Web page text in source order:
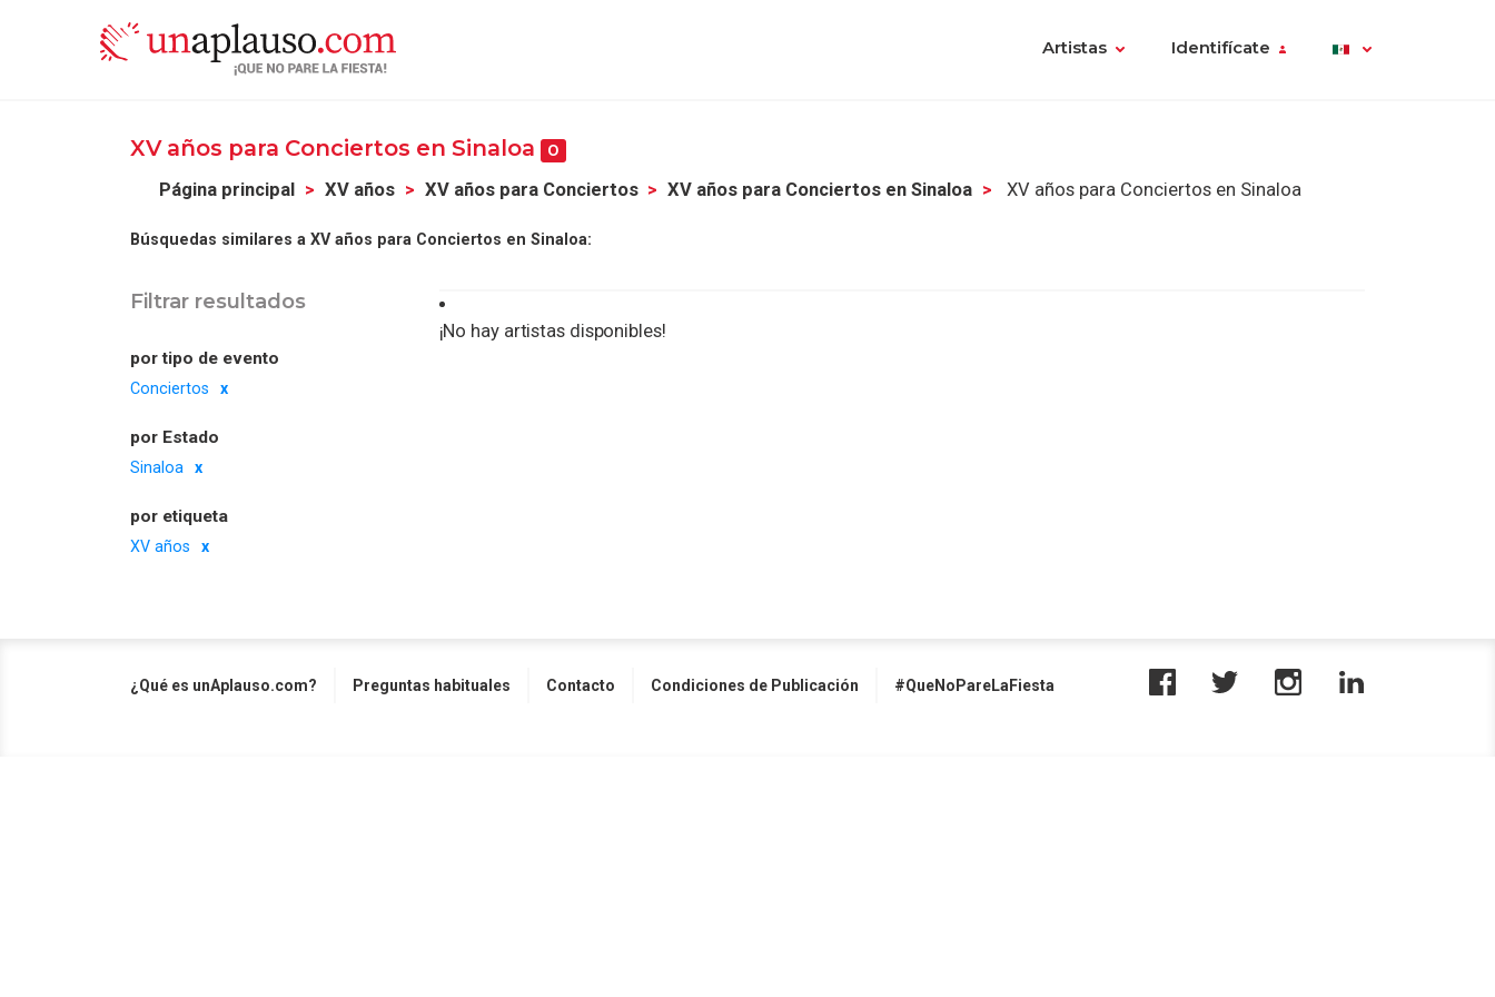
Artistas Identifícate
XV años para Conciertos en Sinaloa 0
Página principal XV años XV años para Conciertos XV años para Conciertos en Sinaloa XV años para Conciertos en Sinaloa
Búsquedas similares a XV años para Conciertos en Sinaloa:
Filtrar resultados
por tipo de evento
Conciertos
por Estado
Sinaloa
por etiqueta
XV años
¡No hay artistas disponibles!
¿Qué es unAplauso.com? Preguntas habituales Contacto Condiciones de Publicación #QueNoPareLaFiesta